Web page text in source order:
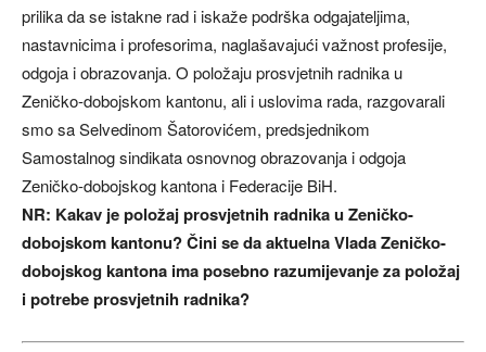
prilika da se istakne rad i iskaže podrška odgajateljima,
nastavnicima i profesorima, naglašavajući važnost profesije,
odgoja i obrazovanja. O položaju prosvjetnih radnika u
Zeničko-dobojskom kantonu, ali i uslovima rada, razgovarali
smo sa Selvedinom Šatorovićem, predsjednikom
Samostalnog sindikata osnovnog obrazovanja i odgoja
Zeničko-dobojskog kantona i Federacije BiH.
NR: Kakav je položaj prosvjetnih radnika u Zeničko-
dobojskom kantonu? Čini se da aktuelna Vlada Zeničko-
dobojskog kantona ima posebno razumijevanje za položaj
i potrebe prosvjetnih radnika?